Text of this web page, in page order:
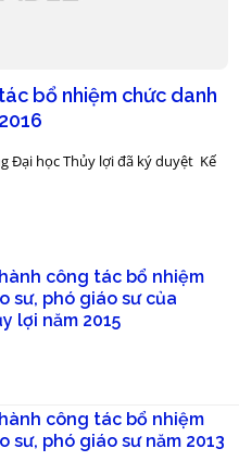
bổ nhiệm chức danh
Đại học Thủy lợi đã ký duyệt Kế
công tác bổ nhiệm
sư, phó giáo sư của
lợi năm 2015
công tác bổ nhiệm
sư, phó giáo sư năm 2013